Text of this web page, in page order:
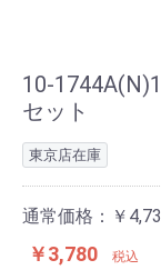
10-
セット
東京店在庫
通常価格：￥
￥3,780 税込